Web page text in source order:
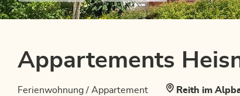
Appartements
Ferienwohnung / Appartement Reith im